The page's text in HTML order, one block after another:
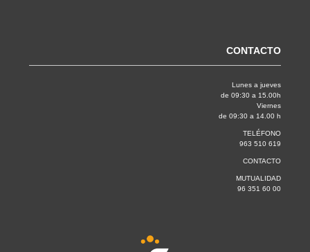
CONTACTO
Lunes a jueves
de 09:30 a 15.00h
Viernes
de 09:30 a 14.00 h
TELÉFONO
963 510 619
CONTACTO
MUTUALIDAD
96 351 60 00